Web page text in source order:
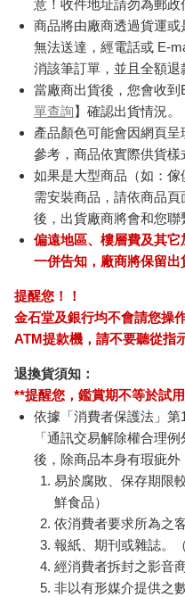
意！收件地址請勿為郵政
商品將由廠商透過貨運
無法送達，經電話或 E-
消該筆訂單，並且全額退
當廠商出貨後，您會收
單查詢】確認出貨情況。
產品顏色可能會因網頁
參考，商品依實際供貨樣
如果是大型商品（如：
需安裝商品，請依商品
後，出貨廠商將會和您聯
偏遠地區、樓層費及其
一併告知，廠商將保留出
提醒您！！
金石堂及銀行均不會請您操
ATM提款機，請不要聽從指
退換貨須知：
**提醒您，鑑賞期不等於試
依據「消費者保護法」
「通訊交易解除權合理
後，除商品本身有瑕疵外
易於腐敗、保存期限
鮮食品）
依消費者要求所為之
報紙、期刊或雜誌。
經消費者拆封之影音
非以有形媒介提供之